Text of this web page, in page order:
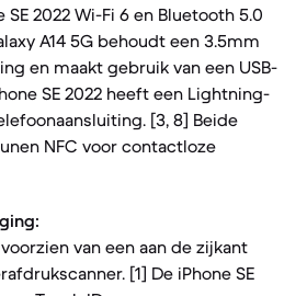
2022 Wi-Fi 6 en Bluetooth 5.0
A14 5G behoudt een 3.5mm
en maakt gebruik van een USB-
SE 2022 heeft een Lightning-
[3, 8] Beide
NFC voor contactloze
voorzien van een aan de zijkant
[1] De iPhone SE